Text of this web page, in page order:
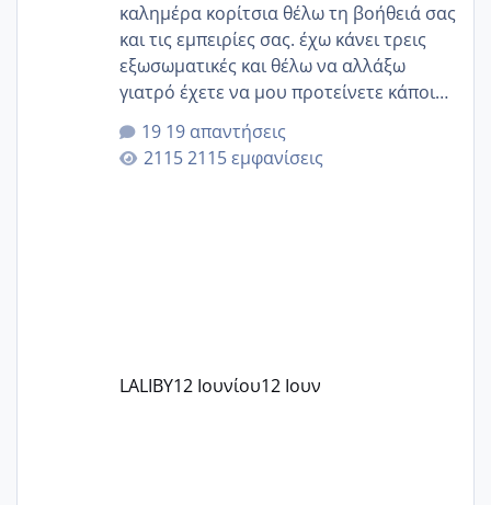
καλημέρα κορίτσια θέλω τη βοήθειά σας
και τις εμπειρίες σας. έχω κάνει τρεις
εξωσωματικές και θέλω να αλλάξω
γιατρό έχετε να μου προτείνετε κάποιον
που μείνατε ευχαριστημένες και είχατε
επιιτυχία? έκανα στο υγεία με τον
ζερβομανωλάκη (δεν το εψαξε καθόλου
19 απαντήσεις
2115 εμφανίσεις
LALIBY12 Ιουνίου12 Ιουν